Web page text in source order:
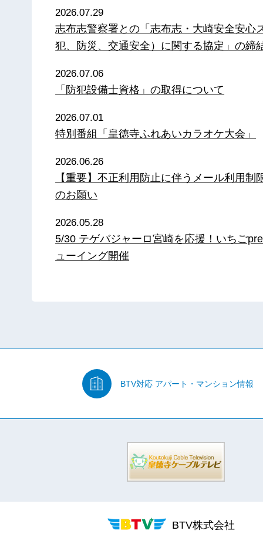
2026.07.29
志布志警察署との「志布志・大崎安全安心
犯、防災、交通安全）に関する協定」の締
2026.07.06
「防犯設備士資格」の取得について
2026.07.01
特別番組「皇徳寺ふれあいカラオケ大会」
2026.06.26
【重要】不正利用防止に伴うメール利用制
のお願い
2026.05.28
5/30 テゲバジャーロ宮崎を応援！いちご
ューイング開催
BTV対応 アパート・マンション情報
BTV株式会社